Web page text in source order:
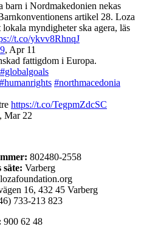
barn i Nordmakedonien nekas
artikel 28. Loza
myndigheter ska agera, läs
t.co/ykvv8RhnqJ
, Apr 11
fattigdom i Europa.
#globalgoals
#humanrights #northmacedonia
https://t.co/TegpmZdcSC
, Mar 22
802480-2558
säte: Varberg
16, 432 45 Varberg
733-213 823
900 62 48